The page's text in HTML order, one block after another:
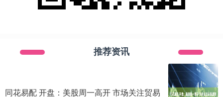
推荐资讯
同花易配 开盘：美股周一高开 市场关注贸易